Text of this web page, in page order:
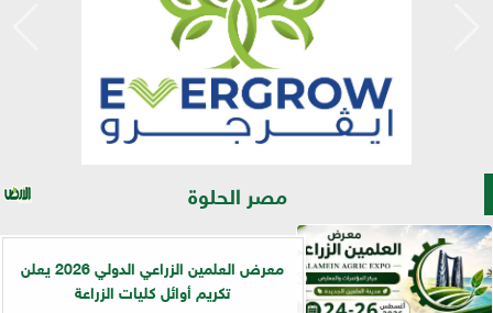
مصر الحلوة
معرض العلمين الزراعي الدولي 2026 يعلن
تكريم أوائل كليات الزراعة